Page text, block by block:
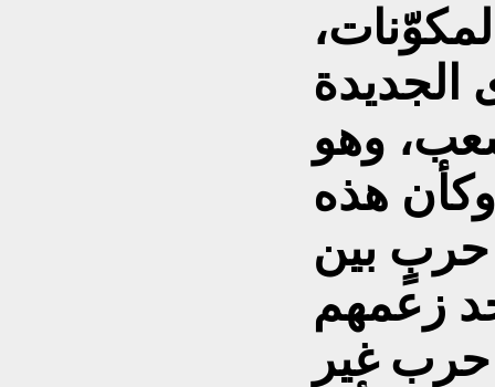
الجديدة
وهو
هذه
حربٍ بين
زعمهم
حرب غير